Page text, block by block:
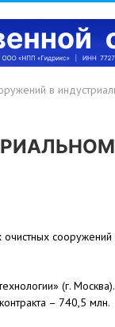
в
очистных сооружений
(г. Москва).
– 740,5 млн.